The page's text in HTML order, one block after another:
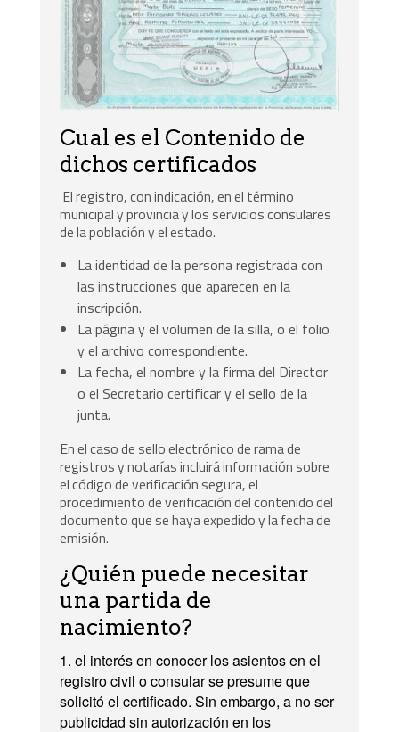
Cual es el Contenido de
dichos certificados
El registro, con indicación, en el término
municipal y provincia y los servicios consulares
de la población y el estado.
La identidad de la persona registrada con
las instrucciones que aparecen en la
inscripción.
La página y el volumen de la silla, o el folio
y el archivo correspondiente.
La fecha, el nombre y la firma del Director
o el Secretario certificar y el sello de la
junta.
En el caso de sello electrónico de rama de
registros y notarías incluirá información sobre
el código de verificación segura, el
procedimiento de verificación del contenido del
documento que se haya expedido y la fecha de
emisión.
¿Quién puede necesitar
una partida de
nacimiento?
1. el interés en conocer los asientos en el
registro civil o consular se presume que
solicitó el certificado.Sin embargo, a no ser
publicidad sin autorización en los